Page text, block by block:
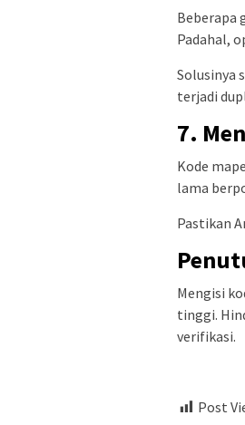
Beberapa
Padahal,
Solusinya
terjadi
7.
Kode
lama
Pastikan
Mengisi
tinggi.
verifikasi.
Post